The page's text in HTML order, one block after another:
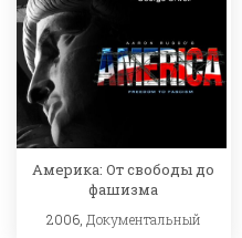
Америка: От свободы до
фашизма
2006, Документальный